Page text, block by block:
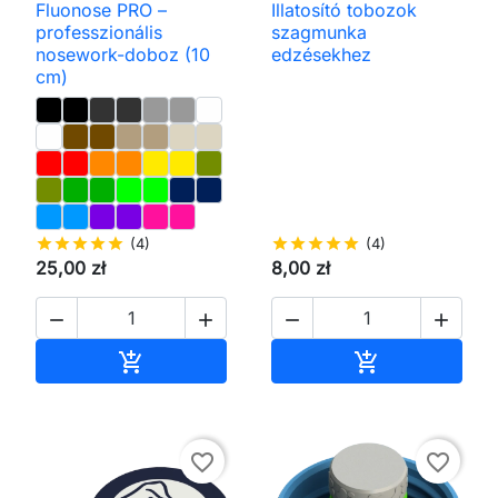
Fluonose PRO –
professzionális
nosework-doboz (10
cm)
starstarstarstarstar (4)
25,00 zł
 

Illatosító tobozok
szagmunka
edzésekhez
starstarstarstarstar (4)
8,00 zł
 

favorite_border favorite_border